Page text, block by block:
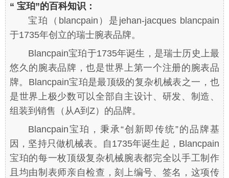
“ 宝珀”的百科知识：
宝珀（blancpain）是jehan-jacques blancpain
于1735年创立的瑞士腕表品牌。
Blancpain宝珀于1735年诞生，是瑞士历史上最
悠久的腕表品牌，也是世界上第一个注册的腕表品
牌。Blancpain宝珀是最顶级的复杂机械表之一，也
是世界上极少数可以全部自主设计、研发、制造、
组装到销售（从A到Z）的品牌。
Blancpain宝珀，秉承“创新即传统”的品牌基
因，坚持只做机械表。自1735年诞生起，Blancpain
宝珀的每一枚顶级复杂机械腕表都完全以手工制作
且均由制表师亲自检查，刻上编号、签名，这项传